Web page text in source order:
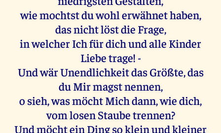
wie mochtst du wohl erwähnet haben,
das nicht löst die Frage,
in welcher Ich für dich und alle Kinder
Liebe trage! -
Und wär Unendlichkeit das Größte, das
du Mir magst nennen,
o sieh, was möcht Mich dann, wie dich,
vom losen Staube trennen?
Und möcht ein Ding so klein und kleiner